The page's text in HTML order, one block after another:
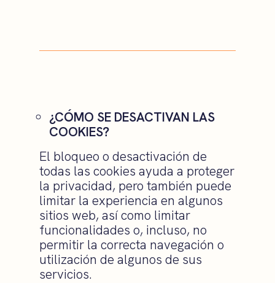
¿CÓMO SE DESACTIVAN LAS
COOKIES?
El bloqueo o desactivación de
todas las cookies ayuda a proteger
la privacidad, pero también puede
limitar la experiencia en algunos
sitios web, así como limitar
funcionalidades o, incluso, no
permitir la correcta navegación o
utilización de algunos de sus
servicios.